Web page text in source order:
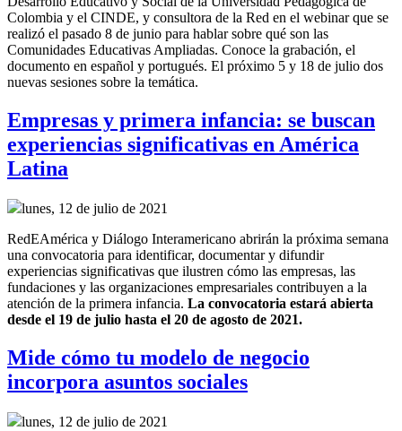
Colombia y el CINDE, y consultora de la Red en el webinar que se
realizó el pasado 8 de junio para hablar sobre qué son las
Comunidades Educativas Ampliadas. Conoce la grabación, el
documento en español y portugués. El próximo 5 y 18 de julio dos
nuevas sesiones sobre la temática.
Empresas y primera infancia: se buscan
experiencias significativas en América
Latina
lunes, 12 de julio de 2021
RedEAmérica y Diálogo Interamericano abrirán la próxima semana
una convocatoria para identificar, documentar y difundir
experiencias significativas que ilustren cómo las empresas, las
fundaciones y las organizaciones empresariales contribuyen a la
atención de la primera infancia. La convocatoria estará abierta
desde el 19 de julio hasta el 20 de agosto de 2021.
Mide cómo tu modelo de negocio
incorpora asuntos sociales
lunes, 12 de julio de 2021